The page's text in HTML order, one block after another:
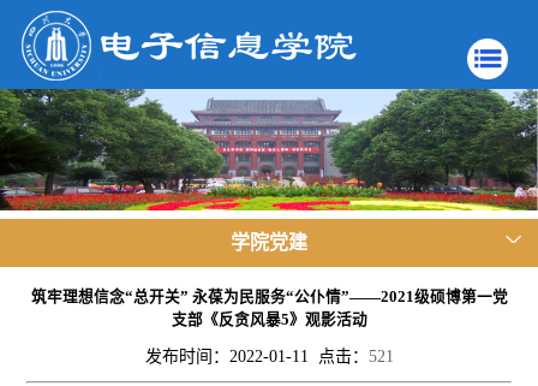
学院党建
筑牢理想信念“总开关” 永葆为民服务“公仆情”——2021级硕博第一党
支部《反贪风暴5》观影活动
发布时间：2022-01-11 点击： 521